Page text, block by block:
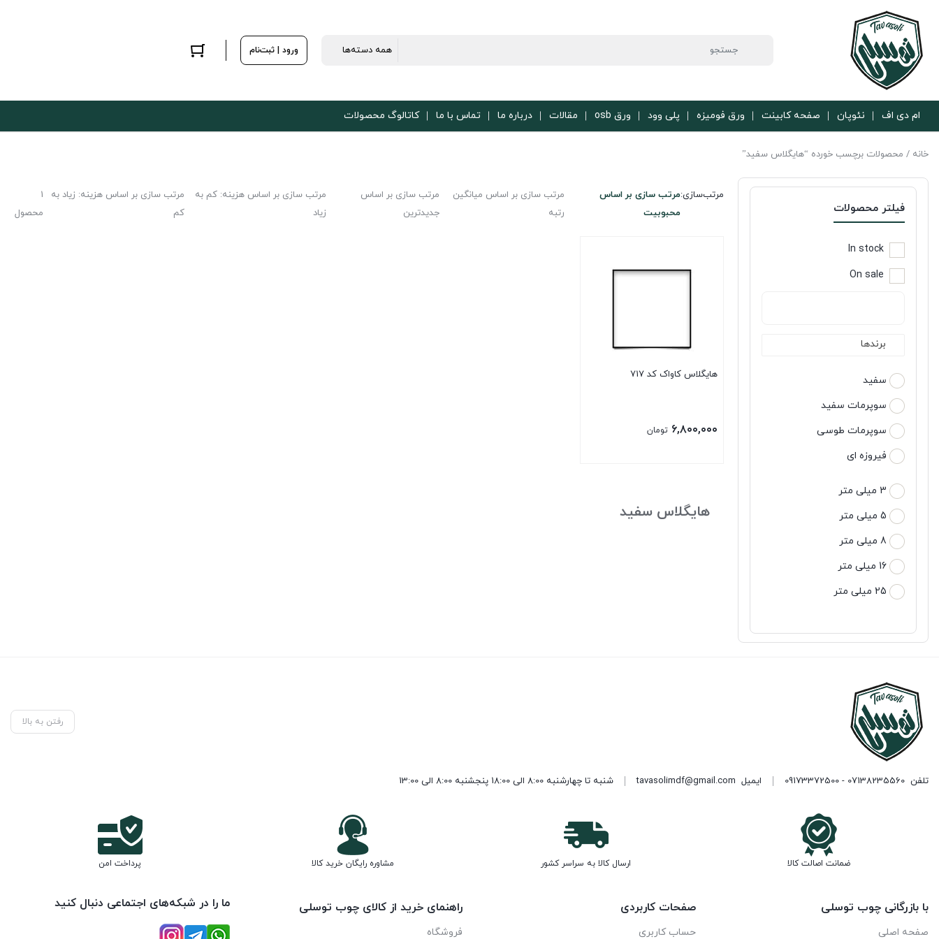
ورود | ثبت‌نام
ام دی اف نئوپان صفحه کابینت ورق فومیزه پلی وود ورق osb مقالات درباره ما تماس با ما کاتالوگ محصولات
خانه / محصولات برچسب خورده “هایگلاس سفید”
فیلتر محصولات
In stock
On sale
برندها
سفید
سوپرمات سفید
سوپرمات طوسی
فیروزه ای
3 میلی متر
5 میلی متر
8 میلی متر
16 میلی متر
25 میلی متر
1
محصول
مرتب‌سازی:مرتب سازی بر اساس
محبوبیت
مرتب سازی بر اساس میانگین
رتبه
مرتب سازی بر اساس
جدیدترین
مرتب سازی بر اساس هزینه: کم به
زیاد
مرتب سازی بر اساس هزینه: زیاد به
کم
هایگلاس کاواک کد 717
۶,۸۰۰,۰۰۰ تومان
هایگلاس سفید
رفتن به بالا
تلفن 07138235560 - 09173372500 ایمیل tavasolimdf@gmail.com شنبه تا چهارشنبه 8:00 الی 18:00 پنجشنبه 8:00 الی 13:00
ضمانت اصالت کالا ارسال کالا به سراسر کشور مشاوره رایگان خرید کالا پرداخت امن
با بازرگانی چوب توسلی
صفحه اصلی
صفحات کاربردی
حساب کاربری
راهنمای خرید از کالای چوب توسلی
فروشگاه
ما را در شبکه‌های اجتماعی دنبال کنید